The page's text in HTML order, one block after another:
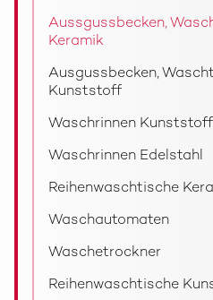
Aussgussbecken,
Keramik
Ausgussbecken,
Kunststoff
Waschrinnen Kunststoff
Waschrinnen Edelstahl
Reihenwaschtische
Waschautomaten
Waschetrockner
Reihenwaschtische